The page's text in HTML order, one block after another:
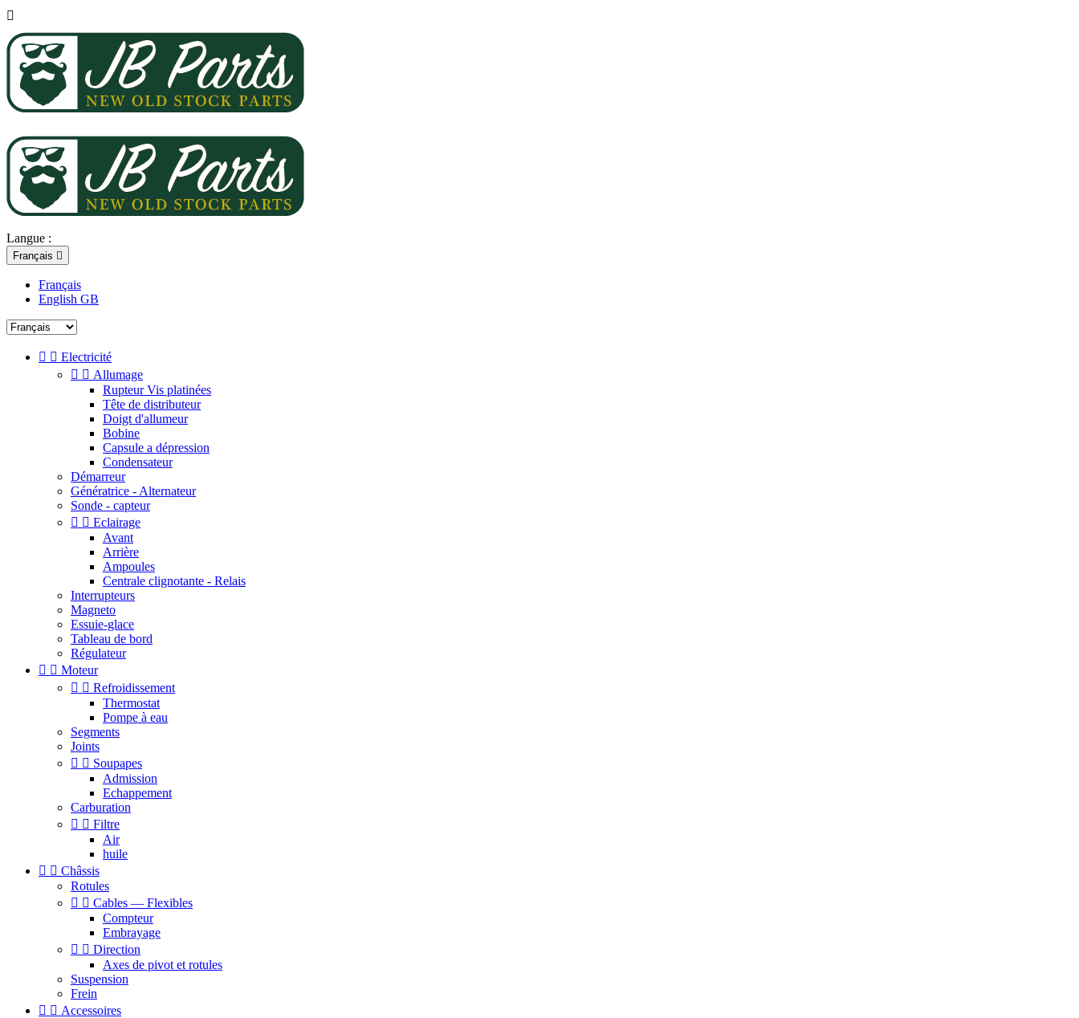

Langue :
Français 
Français
English GB
  Electricité
  Allumage
Rupteur Vis platinées
Tête de distributeur
Doigt d'allumeur
Bobine
Capsule a dépression
Condensateur
Démarreur
Génératrice - Alternateur
Sonde - capteur
  Eclairage
Avant
Arrière
Ampoules
Centrale clignotante - Relais
Interrupteurs
Magneto
Essuie-glace
Tableau de bord
Régulateur
  Moteur
  Refroidissement
Thermostat
Pompe à eau
Segments
Joints
  Soupapes
Admission
Echappement
Carburation
  Filtre
Air
huile
  Châssis
Rotules
  Cables — Flexibles
Compteur
Embrayage
  Direction
Axes de pivot et rotules
Suspension
Frein
  Accessoires